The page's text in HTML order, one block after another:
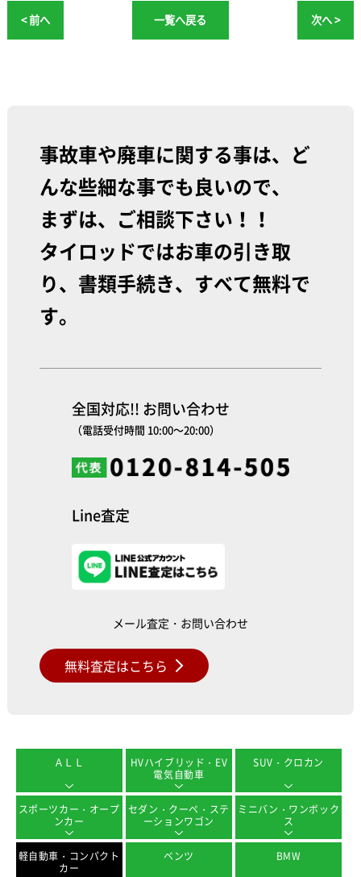
< 前へ 一覧へ戻る 次へ >
事故車や廃車に関する事は、ど
んな些細な事でも良いので、
まずは、ご相談下さい！！
タイロッドではお車の引き取
り、書類手続き、すべて無料で
す。
全国対応!! お問い合わせ
（電話受付時間 10:00～20:00）
Line査定
メール査定・お問い合わせ
無料査定はこちら
ＡＬＬ
HVハイブリッド・EV
電気自動車
SUV・クロカン
スポーツカー・オープ
ンカー
セダン・クーペ・ステ
ーションワゴン
ミニバン・ワンボック
ス
軽自動車・コンパクト
カー
ベンツ BMW